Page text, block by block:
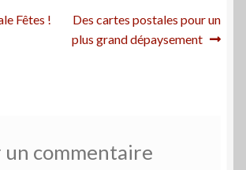
Fêtes !
Article
suivant :
Des cartes postales pour un
plus grand dépaysement
un commentaire